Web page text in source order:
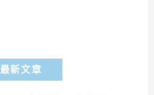
最新文章